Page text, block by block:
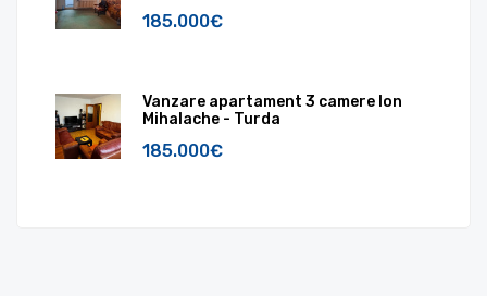
185.000€
Vanzare apartament 3 camere Ion
Mihalache - Turda
185.000€